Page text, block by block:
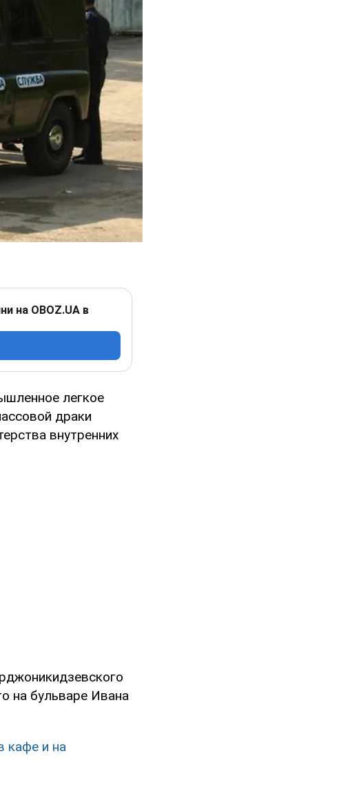
на OBOZ.UA в
легкое
драки
внутренних
на бульваре Ивана
кафе и на